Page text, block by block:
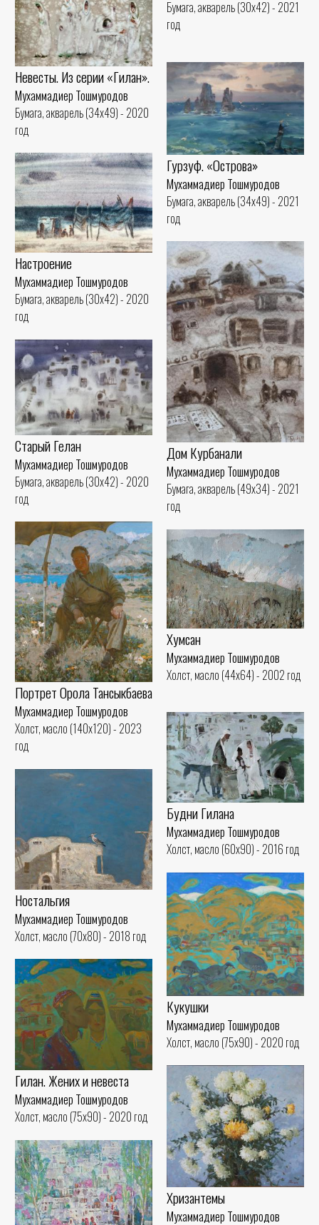
Бумага, акварель (30x42) - 2021
год
Невесты. Из серии «Гилан».
Мухаммадиер Тошмуродов
Бумага, акварель (34x49) - 2020
год
Гурзуф. «Острова»
Мухаммадиер Тошмуродов
Бумага, акварель (34x49) - 2021
год
Настроение
Мухаммадиер Тошмуродов
Бумага, акварель (30x42) - 2020
год
Дом Курбанали
Мухаммадиер Тошмуродов
Бумага, акварель (49x34) - 2021
год
Старый Гелан
Мухаммадиер Тошмуродов
Бумага, акварель (30x42) - 2020
год
Портрет Орола Тансыкбаева
Мухаммадиер Тошмуродов
Холст, масло (140x120) - 2023
год
Хумсан
Мухаммадиер Тошмуродов
Холст, масло (44x64) - 2002 год
Будни Гилана
Мухаммадиер Тошмуродов
Холст, масло (60x90) - 2016 год
Ностальгия
Мухаммадиер Тошмуродов
Холст, масло (70x80) - 2018 год
Кукушки
Мухаммадиер Тошмуродов
Холст, масло (75x90) - 2020 год
Гилан. Жених и невеста
Мухаммадиер Тошмуродов
Холст, масло (75x90) - 2020 год
Хризантемы
Мухаммадиер Тошмуродов